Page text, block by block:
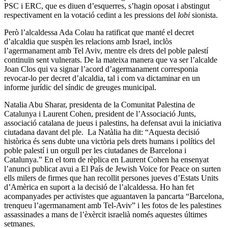
PSC i ERC, que es diuen d’esquerres, s’hagin oposat i abstingut
respectivament en la votació cedint a les pressions del lobi sionista.
Però l’alcaldessa Ada Colau ha ratificat que manté el decret
d’alcaldia que suspèn les relacions amb Israel, inclòs
l’agermanament amb Tel Aviv, mentre els drets del poble palestí
continuïn sent vulnerats. De la mateixa manera que va ser l’alcalde
Joan Clos qui va signar l’acord d’agermanament corresponia
revocar-lo per decret d’alcaldia, tal i com va dictaminar en un
informe jurídic del síndic de greuges municipal.
Natalia Abu Sharar, presidenta de la Comunitat Palestina de
Catalunya i Laurent Cohen, president de l’Associació Junts,
associació catalana de jueus i palestins, ha defensat avui la iniciativa
ciutadana davant del ple. La Natàlia ha dit: “Aquesta decisió
històrica és sens dubte una victòria pels drets humans i polítics del
poble palestí i un orgull per les ciutadanes de Barcelona i
Catalunya.” En el torn de rèplica en Laurent Cohen ha ensenyat
l’anunci publicat avui a El País de Jewish Voice for Peace on surten
ells milers de firmes que han recollit persones jueves d’Estats Units
d’Amèrica en suport a la decisió de l’alcaldessa. Ho han fet
acompanyades per activistes que aguantaven la pancarta “Barcelona,
trenqueu l’agermanament amb Tel-Aviv” i les fotos de les palestines
assassinades a mans de l’èxèrcit israelià només aquestes últimes
setmanes.